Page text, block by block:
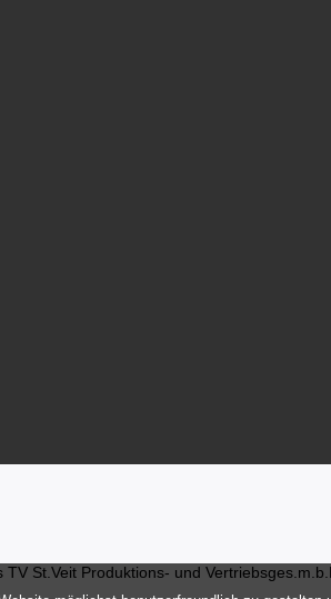
St.Veit Produktions- und